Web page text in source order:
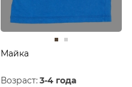
Майка
Возраст: 3-4 года